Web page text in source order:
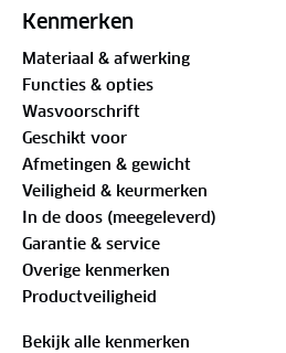
hoofdsteun meeverstellen
je kindje te groot begint te
verkleinkussens kun je deze
zodat er meer ruimte in de
kindje. Is je kindje langer dan
de 5-puntsgordel gemakkelijk
bevestigd je kindje dan enkel
puntsautogordel.
Heeft jouw kindje een keer
probleem! De bekleding is
afneembaar en wasbaar in de
graden.
Kenmerken
Materiaal & afwerking
Functies & opties
Wasvoorschrift
Geschikt voor
Afmetingen & gewicht
Veiligheid & keurmerken
In de doos (meegeleverd)
Garantie & service
Overige kenmerken
Productveiligheid
Bekijk alle kenmerken